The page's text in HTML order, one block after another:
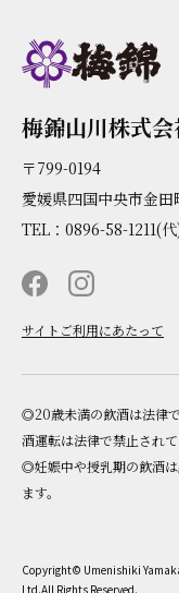
梅錦山川株式会
〒799-0194
愛媛県四国中央市金田
TEL：0896-58-1211(
サイトご利用にあたって
◎20歳未満の飲酒は法律
酒運転は法律で禁止されて
◎妊娠中や授乳期の飲酒
ます。
Copyright© Umenishiki
Ltd.All Rights Reserved.